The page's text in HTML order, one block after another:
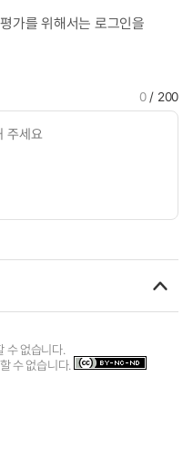
가를 위해서는 로그인을
0/ 200
수 없습니다.
수 없습니다.